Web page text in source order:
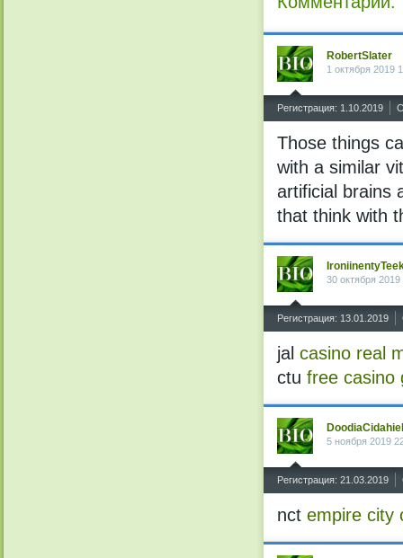
RobertSlater
1 октября 2019
Регистрация: 1.10.2019
Those things
with a similar
artificial brains
that think with
30 октября 2019
Регистрация: 13.01.2019
jal casino real
ctu free casino
5 ноября 2019
Регистрация: 21.03.2019
nct empire city